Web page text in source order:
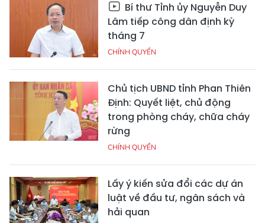
Bí thư Tỉnh ủy Nguyễn Duy
Lâm tiếp công dân định kỳ
tháng 7
CHÍNH QUYỀN
Chủ tịch UBND tỉnh Phan Thiên
Định: Quyết liệt, chủ động
trong phòng cháy, chữa cháy
rừng
CHÍNH QUYỀN
Lấy ý kiến sửa đổi các dự án
luật về đầu tư, ngân sách và
hải quan